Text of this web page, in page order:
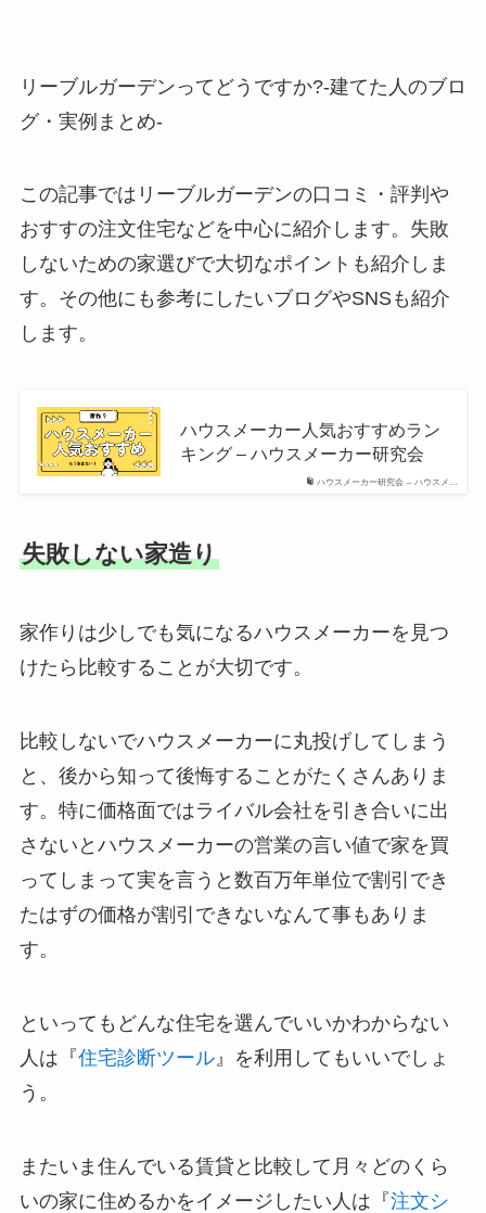
リーブルガーデンってどうですか?-建てた人のブロ
グ・実例まとめ-
この記事ではリーブルガーデンの口コミ・評判や
おすすの注文住宅などを中心に紹介します。失敗
しないための家選びで大切なポイントも紹介しま
す。その他にも参考にしたいブログやSNSも紹介
します。
ハウスメーカー研究会 – ハウスメ…
ハウスメーカー人気おすすめラン
キング – ハウスメーカー研究会
失敗しない家造り
家作りは少しでも気になるハウスメーカーを見つ
けたら比較することが大切です。
比較しないでハウスメーカーに丸投げしてしまう
と、後から知って後悔することがたくさんありま
す。特に価格面ではライバル会社を引き合いに出
さないとハウスメーカーの営業の言い値で家を買
ってしまって実を言うと数百万年単位で割引でき
たはずの価格が割引できないなんて事もありま
す。
といってもどんな住宅を選んでいいかわからない
人は『住宅診断ツール』を利用してもいいでしょ
う。
またいま住んでいる賃貸と比較して月々どのくら
いの家に住めるかをイメージしたい人は『注文シ